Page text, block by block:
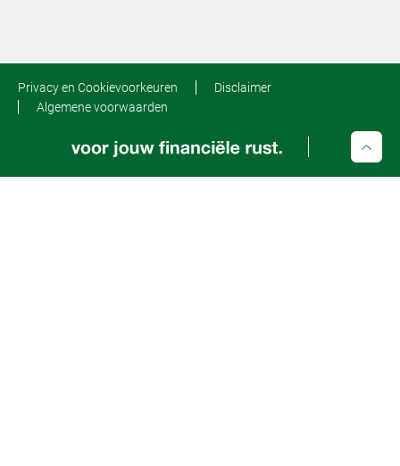
Privacy en Cookievoorkeuren
Disclaimer
Algemene voorwaarden